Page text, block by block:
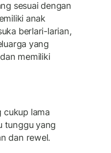
sesuai dengan
anak
berlari-larian,
yang
memiliki
lama
tunggu yang
dan rewel.